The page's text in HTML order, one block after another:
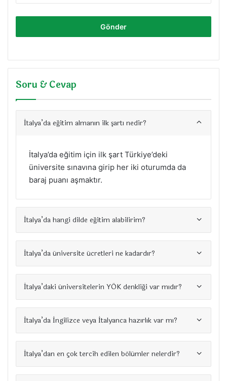
Soru & Cevap
İtalya’da eğitim almanın ilk şartı nedir?
İtalya’da eğitim için ilk şart Türkiye’deki
üniversite sınavına girip her iki oturumda da
baraj puanı aşmaktır.
İtalya’da hangi dilde eğitim alabilirim?
İtalya’da üniversite ücretleri ne kadardır?
İtalya’daki üniversitelerin YÖK denkliği var mıdır?
İtalya’da İngilizce veya İtalyanca hazırlık var mı?
İtalya’dan en çok tercih edilen bölümler nelerdir?